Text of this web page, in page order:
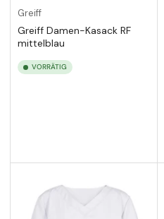
Greiff
Greiff Damen-Kasack RF
mittelblau
VORRÄTIG